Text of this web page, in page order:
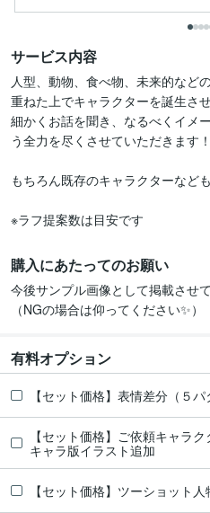
サービス内容
人型、動物、食べ物、未来的など
重ねた上でキャラクターを誕生さ
細かくお話を聞き、なるべくイメ
う全力を尽くさせていただきます！
もちろん既存のキャラクターなど
※ラフ提案数は目安です
購入にあたってのお願い
今後サンプル画像として掲載させ
（NGの場合は仰ってください✨）
有料オプション
【セット価格】表情差分（５パ
【セット価格】ご依頼キャラ
キャラ版イラスト追加
【セット価格】ツーショット人